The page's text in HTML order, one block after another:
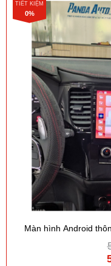
TIẾT KIỆM
0%
Màn hình Android